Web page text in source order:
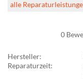
alle
0
Hersteller:
Reparaturzeit: